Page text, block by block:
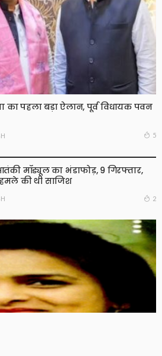
पहला बड़ा ऐलान, पूर्व विधायक पवन
5
मॉड्यूल का भंडाफोड़, 9 गिरफ्तार,
की थी साजिश
2